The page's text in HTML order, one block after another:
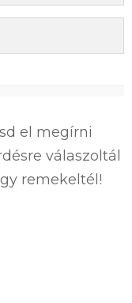
el megírni
válaszoltál
remekeltél!